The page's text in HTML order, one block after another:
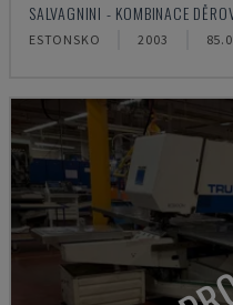
SALVAGNINI - KOMBINACE
ESTONSKO 2003